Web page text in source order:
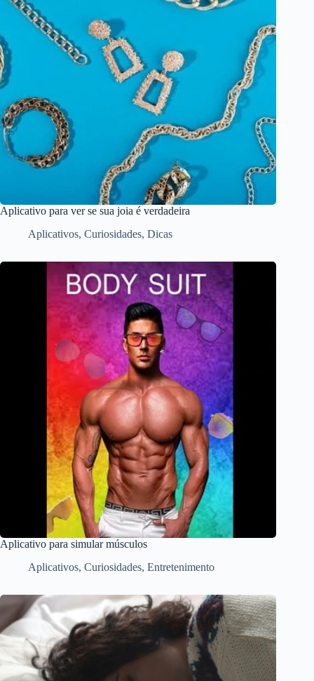
Aplicativo para ver se sua joia é verdadeira
Aplicativos, Curiosidades, Dicas
Aplicativo para simular músculos
Aplicativos, Curiosidades, Entretenimento